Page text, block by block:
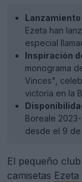
Ezeta han
especial
Inspiración
monograma
Vinces",
victoria en la
Boreale
desde el 9 de
El pequeño
camisetas Ezeta